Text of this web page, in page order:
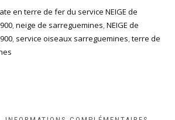
en terre de fer du service NEIGE de
,neige de sarreguemines,NEIGE de
, service oiseaux sarreguemines,terre de